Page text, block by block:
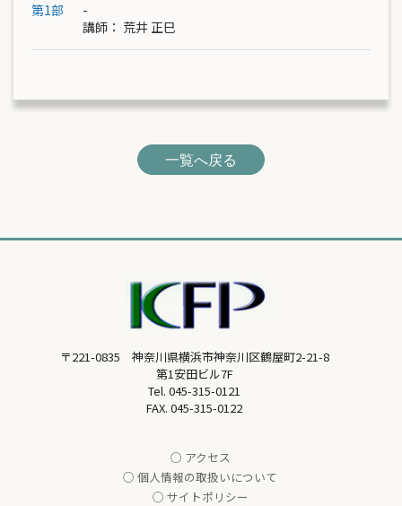
第1部
-
講師： 荒井 正巳
一覧へ戻る
〒221-0835 神奈川県横浜市神奈川区鶴屋町2-21-8
第1安田ビル7F
Tel. 045-315-0121
FAX. 045-315-0122
○ アクセス
○ 個人情報の取扱いについて
○ サイトポリシー